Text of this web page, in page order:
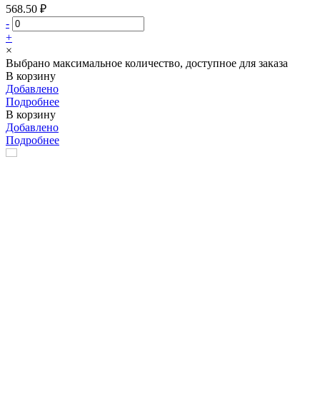
568.50 ₽
-
+
×
Выбрано максимальное количество, доступное для заказа
В корзину
Добавлено
Подробнее
В корзину
Добавлено
Подробнее